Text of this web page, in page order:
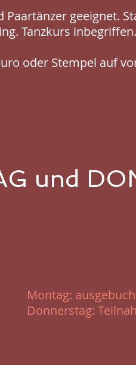
Paartänzer geeignet.
Tanzkurs inbegriffen.
oder Stempel auf
und
Montag:
Donnerstag: